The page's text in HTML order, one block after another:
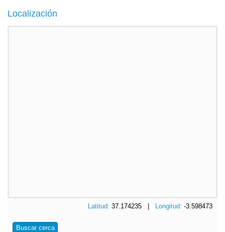
Localización
Latitud: 37.174235 | Longitud: -3.598473
Buscar cerca